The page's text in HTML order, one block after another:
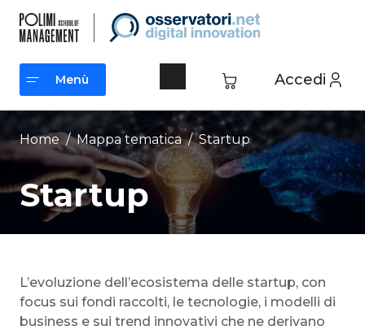
contenuto
Accedi
Menù
Menù
Home / Mappa tematica /Startup
Startup
L’evoluzione dell’ecosistema delle startup, con
focus sui fondi raccolti, le tecnologie, i modelli di
business e sui trend innovativi che ne derivano